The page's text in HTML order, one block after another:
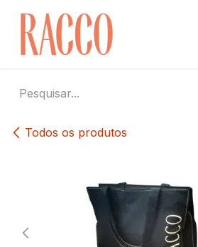
Todos os produtos